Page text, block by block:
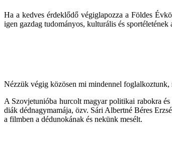
Ha a kedves érdeklődő végiglapozza a Földes
igen gazdag tudományos, kulturális és
Nézzük végig közösen mi mindennel foglalkoztunk,
A Szovjetunióba hurcolt magyar politikai rabokra
diák dédnagymamája, özv. Sári Albertné Béres
a filmben a dédunokának és nekünk mesélt.